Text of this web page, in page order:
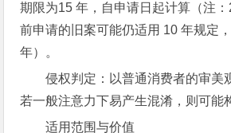
期限为15 年，自申请日起计算（注：
前申请的旧案可能仍适用 10 年规定
年）。
侵权判定：以普通消费者的审美
若一般注意力下易产生混淆，则可能
适用范围与价值